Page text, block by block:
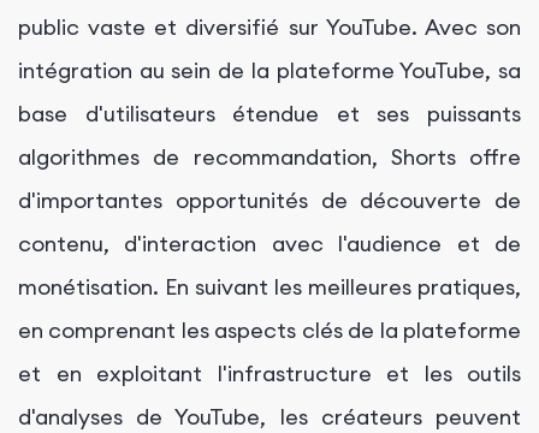
public vaste et diversifié sur YouTube. Avec son
intégration au sein de la plateforme YouTube, sa
base d'utilisateurs étendue et ses puissants
algorithmes de recommandation, Shorts offre
d'importantes opportunités de découverte de
contenu, d'interaction avec l'audience et de
monétisation. En suivant les meilleures pratiques,
en comprenant les aspects clés de la plateforme
et en exploitant l'infrastructure et les outils
d'analyses de YouTube, les créateurs peuvent